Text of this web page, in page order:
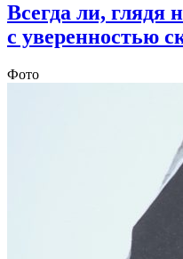
Всегда ли,
с уверенностью
Фото